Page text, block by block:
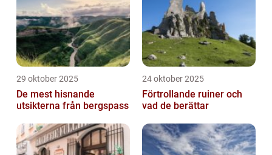
29 oktober 2025
De mest hisnande
utsikterna från bergspass
24 oktober 2025
Förtrollande ruiner och
vad de berättar